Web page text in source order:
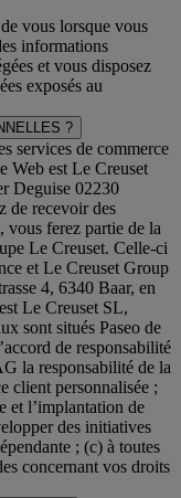
vous lorsque vous
informations
et vous disposez
exposés au
?
services de commerce
Web est Le Creuset
Deguise 02230
de recevoir des
vous ferez partie de la
Le Creuset. Celle-ci
et Le Creuset Group
4, 6340 Baar, en
Le Creuset SL,
sont situés Paseo de
de responsabilité
la responsabilité de la
client personnalisée ;
et l’implantation de
des initiatives
; (c) à toutes
concernant vos droits